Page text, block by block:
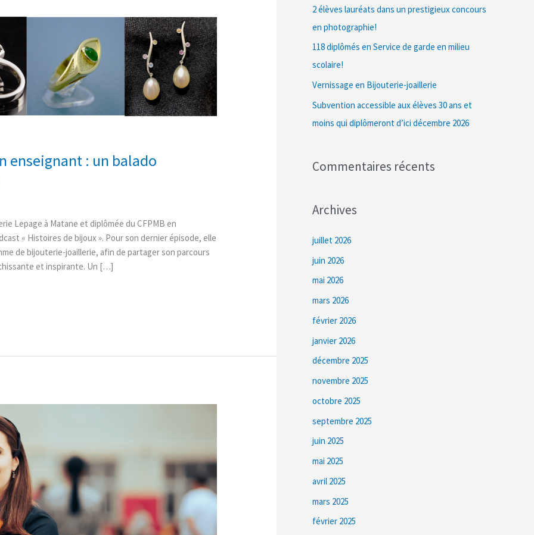
enseignant : un balado
Lepage à Matane et diplômée du CFPMB en
« Histoires de bijoux ». Pour son dernier épisode, elle
de bijouterie-joaillerie, afin de partager son parcours
et inspirante. Un […]
2 élèves lauréats dans un prestigieux concours
en photographie!
118 diplômés en Service de garde en milieu
scolaire!
Vernissage en Bijouterie-joaillerie
Subvention accessible aux élèves 30 ans et
moins qui diplômeront d’ici décembre 2026
Commentaires récents
Archives
juillet 2026
juin 2026
mai 2026
mars 2026
février 2026
janvier 2026
décembre 2025
novembre 2025
octobre 2025
septembre 2025
juin 2025
mai 2025
avril 2025
mars 2025
février 2025